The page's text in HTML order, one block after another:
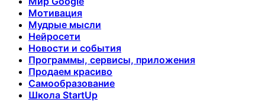
Мотивация
Мудрые мысли
Нейросети
Новости и события
Программы, сервисы, приложения
Продаем красиво
Самообразование
Школа StartUp